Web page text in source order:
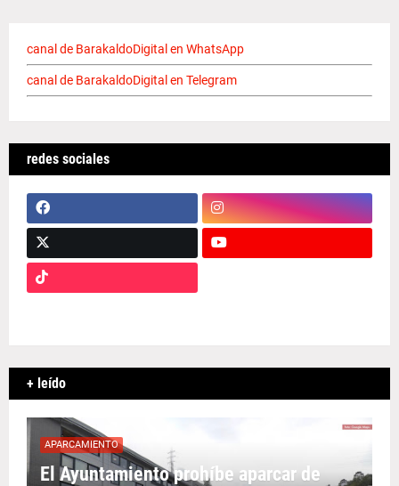
canal de BarakaldoDigital en WhatsApp
canal de BarakaldoDigital en Telegram
redes sociales
+ leído
APARCAMIENTO
El Ayuntamiento prohíbe aparcar de